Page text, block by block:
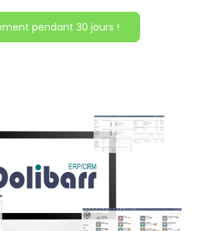
pendant 30 jours !